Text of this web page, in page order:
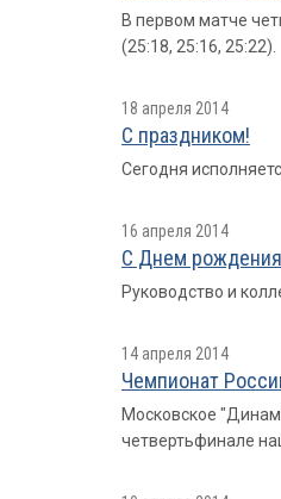
В первом матче
(25:18, 25:16, 25:22).
18 апреля 2014
С праздником!
Сегодня
16 апреля 2014
С Днем
Руководство и
14 апреля 2014
Чемпионат
Московское
четвертьфинале